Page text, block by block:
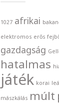
1027 afrikai
elektromos erős
gazdagság
hatalmas
játék korai
mászkálás múlt